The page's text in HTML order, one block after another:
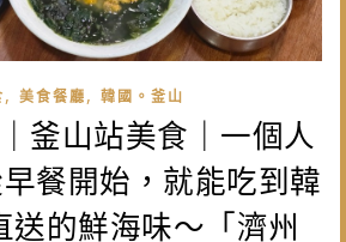
, 美食餐廳, 韓國。釜山
釜山站美食｜一個人
餐開始，就能吃到韓
送的鮮海味～「濟州